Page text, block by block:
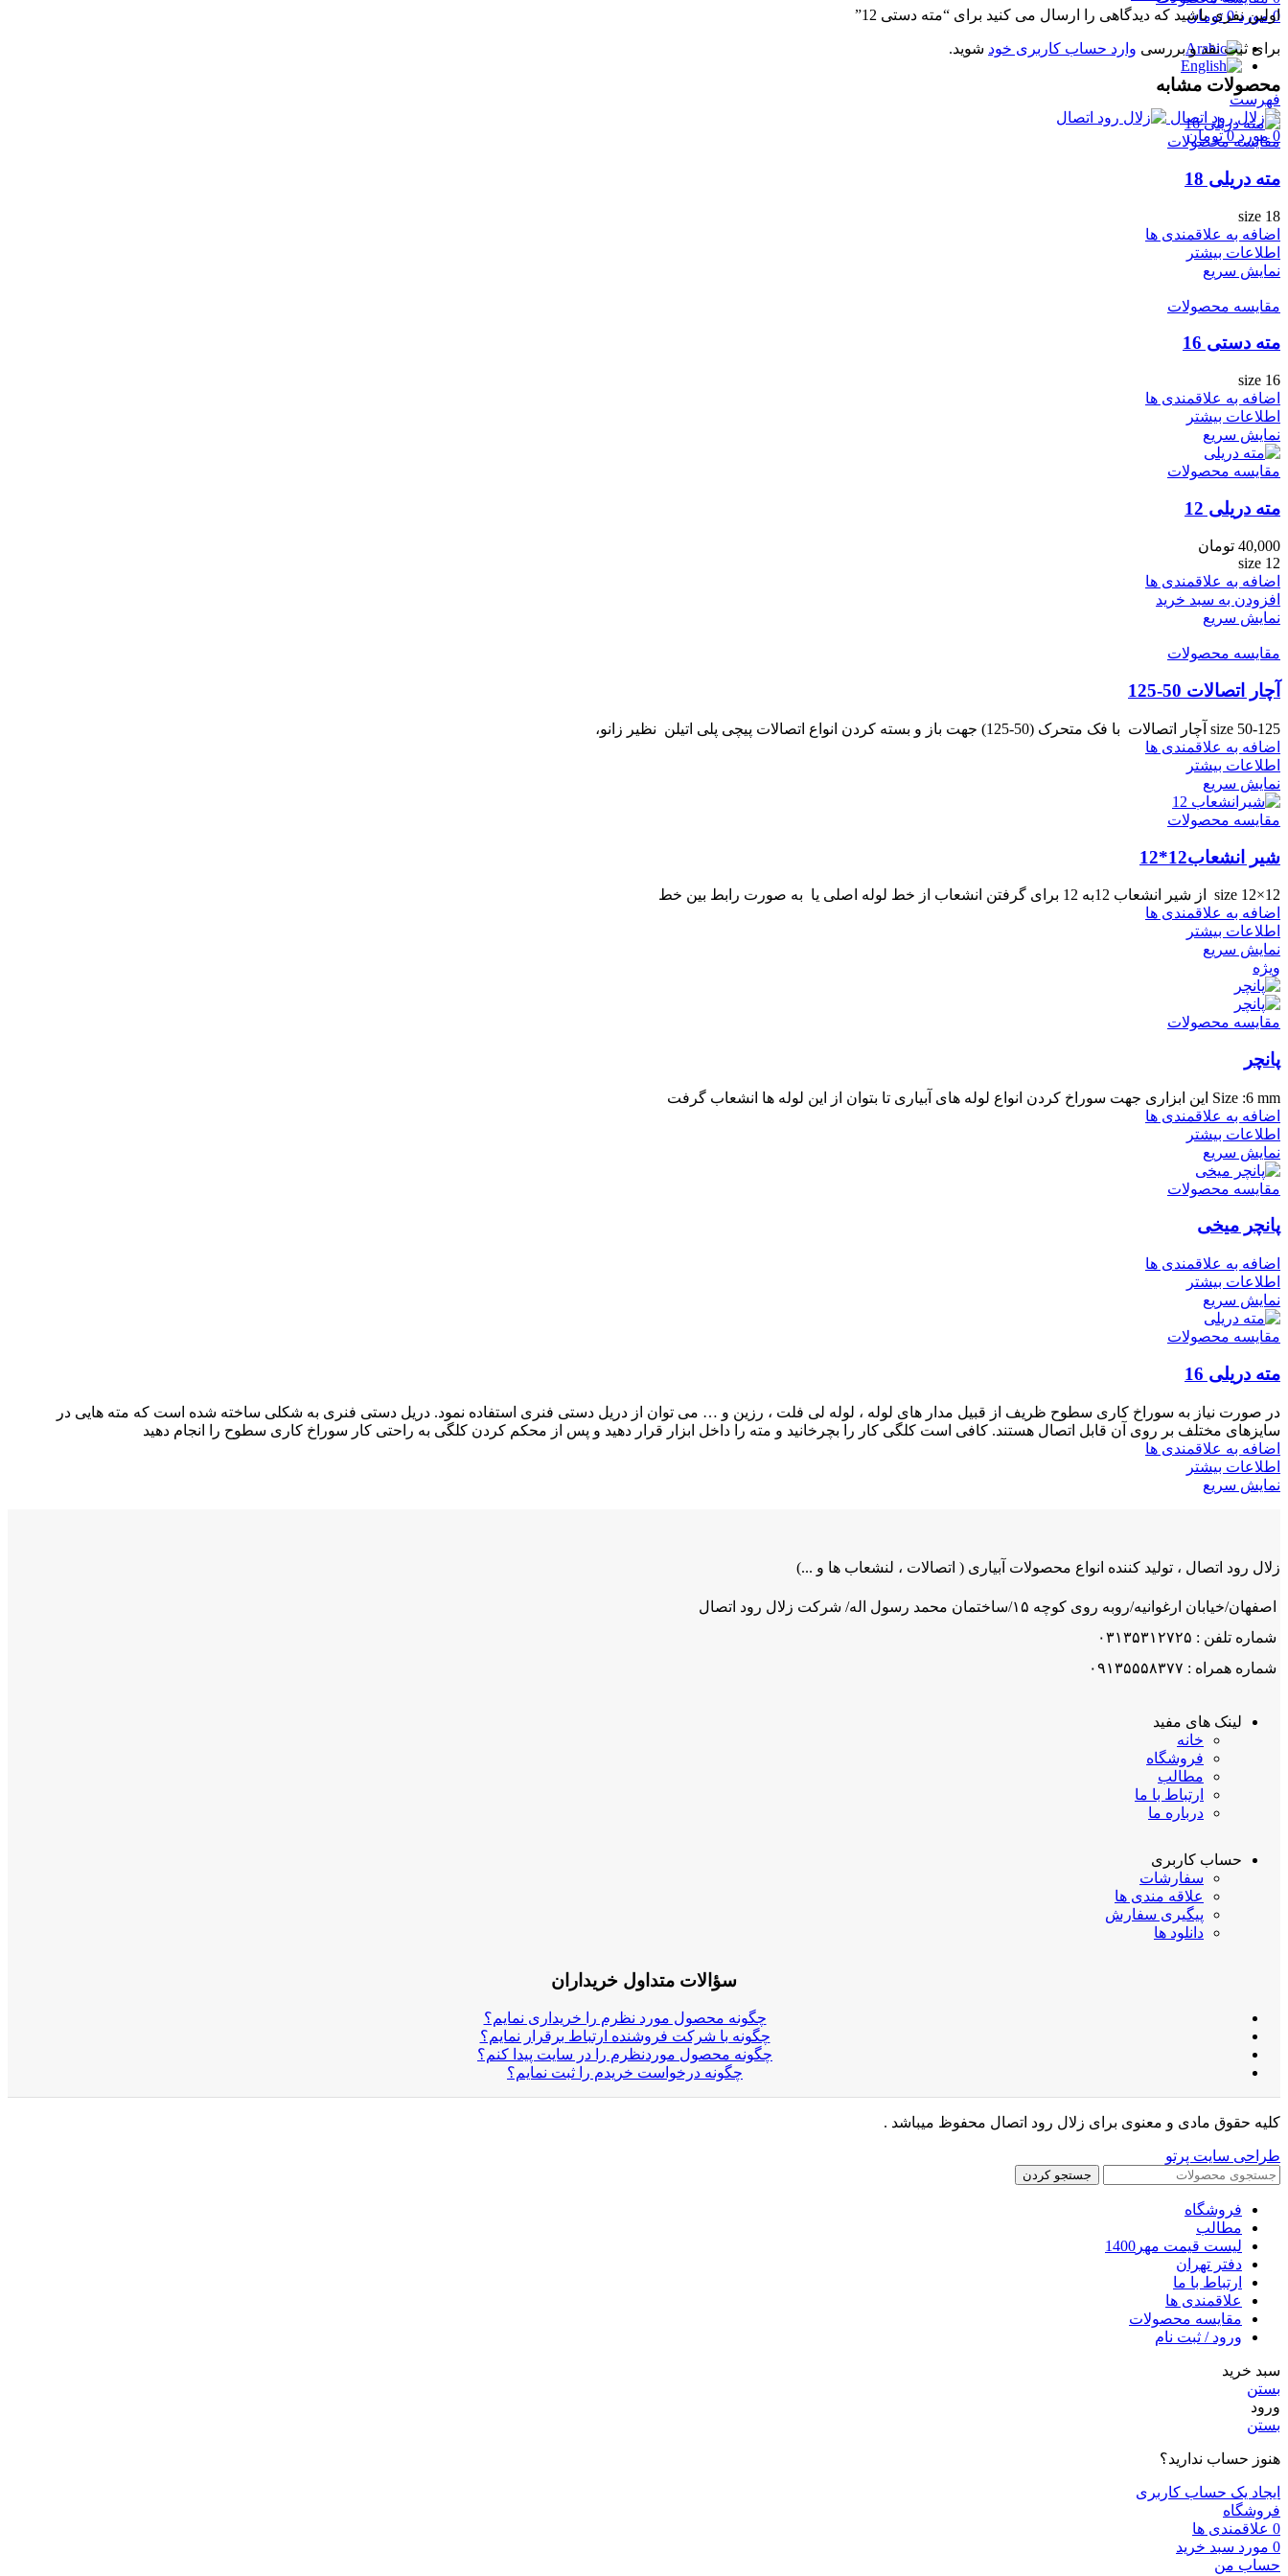
0 مورد 0 تومان
فهرست
0 مورد 0 تومان
اولین نفری باشید که دیدگاهی را ارسال می کنید برای “مته دستی 12”
برای ثبت نقد و بررسی وارد حساب کاربری خود شوید.
محصولات مشابه
مقایسه محصولات
مته دریلی 18
size 18
اضافه به علاقمندی ها
اطلاعات بیشتر
نمایش سریع
مقایسه محصولات
مته دستی 16
size 16
اضافه به علاقمندی ها
اطلاعات بیشتر
نمایش سریع
مقایسه محصولات
مته دریلی 12
40,000 تومان
size 12
اضافه به علاقمندی ها
افزودن به سبد خرید
نمایش سریع
مقایسه محصولات
آچار اتصالات 50-125
size 50-125 آچار اتصالات با فک متحرک (50-125) جهت باز و بسته کردن انواع اتصالات پیچی پلی اتیلن نظیر زانو،
اضافه به علاقمندی ها
اطلاعات بیشتر
نمایش سریع
مقایسه محصولات
شیر انشعاب12*12
size 12×12 از شیر انشعاب 12به 12 برای گرفتن انشعاب از خط لوله اصلی یا به صورت رابط بین خط
اضافه به علاقمندی ها
اطلاعات بیشتر
نمایش سریع
ویژه
مقایسه محصولات
پانچر
Size :6 mm این ابزاری جهت سوراخ کردن انواع لوله های آبیاری تا بتوان از این لوله ها انشعاب گرفت
اضافه به علاقمندی ها
اطلاعات بیشتر
نمایش سریع
مقایسه محصولات
پانچر میخی
اضافه به علاقمندی ها
اطلاعات بیشتر
نمایش سریع
مقایسه محصولات
مته دریلی 16
در صورت نیاز به سوراخ کاری سطوح ظریف از قبیل مدار های لوله ، لوله لی فلت ، رزین و … می توان از دریل دستی فنری استفاده نمود. دریل دستی فنری به شکلی ساخته شده است که مته هایی در
سایزهای مختلف بر روی آن قابل اتصال هستند. کافی است کلگی کار را بچرخانید و مته را داخل ابزار قرار دهید و پس از محکم کردن کلگی به راحتی کار سوراخ کاری سطوح را انجام دهید
اضافه به علاقمندی ها
اطلاعات بیشتر
نمایش سریع
زلال رود اتصال ، تولید کننده انواع محصولات آبیاری ( اتصالات ، لنشعاب ها و ...)
اصفهان/خیابان ارغوانیه/روبه روی کوچه ۱۵/ساختمان محمد رسول اله/ شرکت زلال رود اتصال
شماره تلفن : ۰۳۱۳۵۳۱۲۷۲۵
شماره همراه : ۰۹۱۳۵۵۵۸۳۷۷
لینک های مفید
خانه
فروشگاه
مطالب
ارتباط با ما
درباره ما
حساب کاربری
سفارشات
علاقه مندی ها
پیگیری سفارش
دانلود ها
سؤالات متداول خریداران
چگونه محصول مورد نظرم را خریداری نمایم؟
چگونه با شرکت فروشنده ارتباط برقرار نمایم؟
چگونه محصول موردنظرم را در سایت پیدا کنم؟
چگونه درخواست خریدم را ثبت نمایم؟
کلیه حقوق مادی و معنوی برای زلال رود اتصال محفوظ میباشد .
طراحی سایت پرتو
جستجو کردن
فروشگاه
مطالب
لیست قیمت مهر1400
دفتر تهران
ارتباط با ما
علاقمندی ها
مقایسه محصولات
ورود / ثبت نام
سبد خرید
بستن
ورود
بستن
هنوز حساب ندارید؟
ایجاد یک حساب کاربری
فروشگاه
0 علاقمندی ها
0 مورد سبد خرید
حساب من